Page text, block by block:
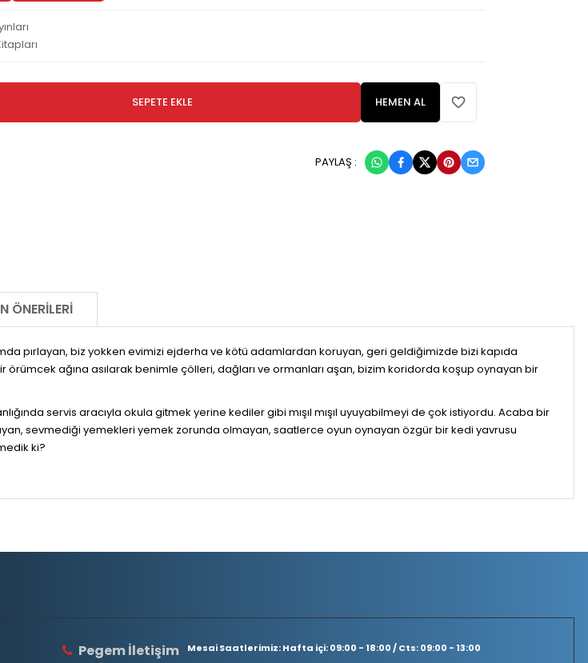
SEPETE EKLE HEMEN AL
PAYLAŞ :
ÖNERILERI
pırlayan, biz yokken evimizi ejderha ve kötü adamlardan koruyan, geri geldiğimizde bizi kapıda
ağına asılarak benimle çölleri, dağları ve ormanları aşan, bizim koridorda koşup oynayan bir
servis aracıyla okula gitmek yerine kediler gibi mışıl mışıl uyuyabilmeyi de çok istiyordu. Acaba bir
sevmediği yemekleri yemek zorunda olmayan, saatlerce oyun oynayan özgür bir kedi yavrusu
ki?
Pegem İletişim Mesai Saatlerimiz: Hafta içi: 09:00 - 18:00 / Cts: 09:00 - 13:00